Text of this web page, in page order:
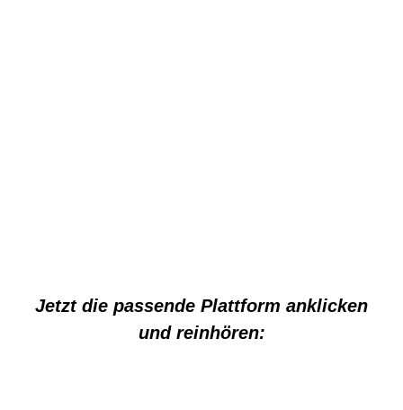
Jetzt die passende Plattform anklicken
und reinhören: